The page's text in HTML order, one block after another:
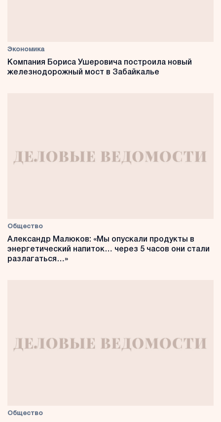
Экономика
Компания Бориса Ушеровича построила новый
железнодорожный мост в Забайкалье
Общество
Александр Малюков: «Мы опускали продукты в
энергетический напиток… через 5 часов они стали
разлагаться…»
Общество